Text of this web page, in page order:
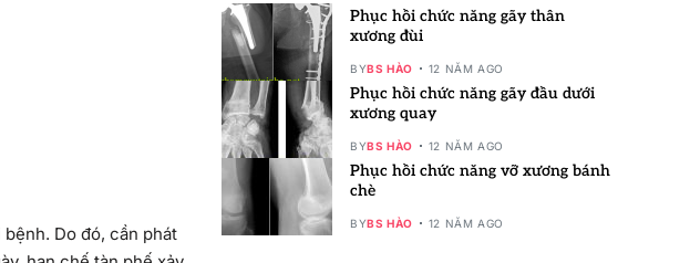
Do đó, cần phát
Phục hồi chức năng gãy thân
xương đùi
BYBS HÀO 12 NĂM AGO
Phục hồi chức năng gãy đầu dưới
xương quay
BYBS HÀO 12 NĂM AGO
Phục hồi chức năng vỡ xương bánh
chè
BYBS HÀO 12 NĂM AGO